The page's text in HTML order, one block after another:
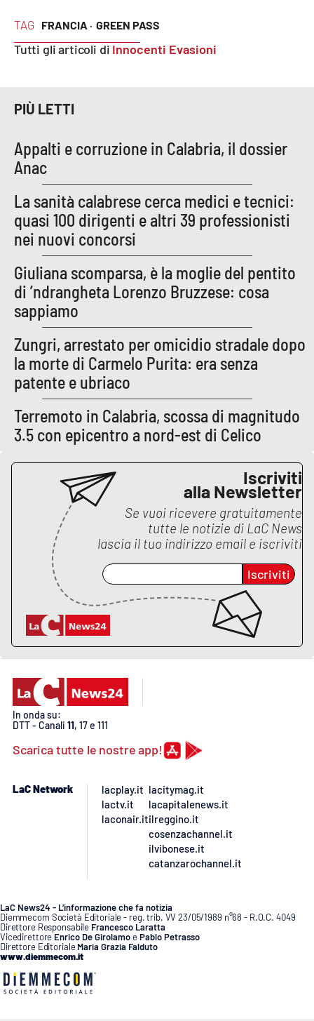
Lamezia Terme
Buona Sanità Calabria
LA
CALABRIAVISIONE
Destinazioni
Eventi
Food
Storie
LAC
NETWORK
Lacplay.it
Lactv.it
Laconair.it
Lacitymag.it
Lacapitalenews.it
Ilreggino.it
Cosenzachannel.it
Ilvibonese.it
Catanzarochannel.it
TAG FRANCIA · GREEN PASS
Tutti gli articoli di Innocenti Evasioni
PIÙ LETTI
Appalti e corruzione in Calabria, il dossier
Anac
La sanità calabrese cerca medici e tecnici:
quasi 100 dirigenti e altri 39 professionisti
nei nuovi concorsi
Giuliana scomparsa, è la moglie del pentito
di ’ndrangheta Lorenzo Bruzzese: cosa
sappiamo
Zungri, arrestato per omicidio stradale dopo
la morte di Carmelo Purita: era senza
patente e ubriaco
Terremoto in Calabria, scossa di magnitudo
3.5 con epicentro a nord-est di Celico
Iscriviti
alla Newsletter
Se vuoi ricevere gratuitamente
tutte le notizie di LaC News
lascia il tuo indirizzo email e iscriviti
Iscriviti
In onda su:
DTT - Canali 11, 17 e 111
Scarica tutte le nostre app!
LaC Network
lacplay.it
lactv.it
laconair.it
lacitymag.it
lacapitalenews.it
ilreggino.it
cosenzachannel.it
ilvibonese.it
catanzarochannel.it
LaC News24 - L’informazione che fa notizia
Diemmecom Società Editoriale - reg. trib. VV 23/05/1989 n°68 - R.O.C. 4049
Direttore Responsabile Francesco Laratta
Vicedirettore Enrico De GirolamoePablo Petrasso
Direttore Editoriale Maria Grazia Falduto
www.diemmecom.it